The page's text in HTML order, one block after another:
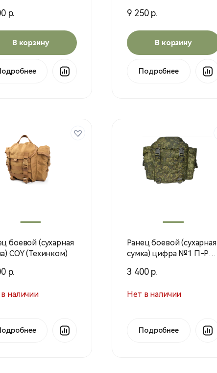
р.
В корзину
9 250 р.
В корзину
Подробнее
боевой (сухарная
COY (Техинком)
р.
наличии
Ранец боевой (сухарная
сумка) цифра №1 П-РБ-
3 400 р.
Нет в наличии
Подробнее